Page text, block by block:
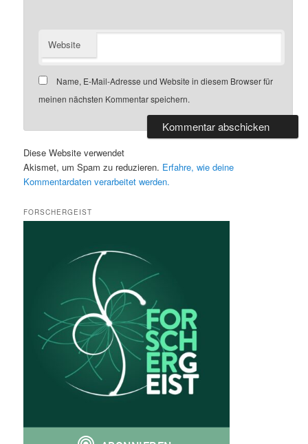
Website
Name, E-Mail-Adresse und Website in diesem Browser für
meinen nächsten Kommentar speichern.
Diese Website verwendet
Akismet, um Spam zu reduzieren. Erfahre, wie deine
Kommentardaten verarbeitet werden.
FORSCHERGEIST